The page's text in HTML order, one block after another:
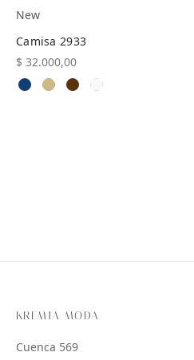
New
Camisa 2933
$ 32.000,00
KREMIA MODA
Cuenca 569